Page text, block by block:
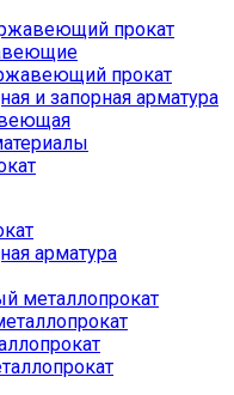
прокат
прокат
и запорная арматура
арматура
металлопрокат